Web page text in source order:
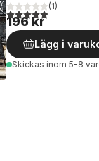
5,0utav 5 stjärnor.
(1)
196 kr
Lägg i
Skickas inom 5-8